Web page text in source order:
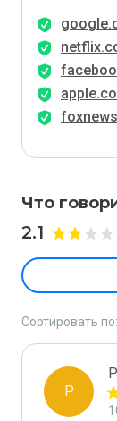
Что
2.1
Сортировать по:
P